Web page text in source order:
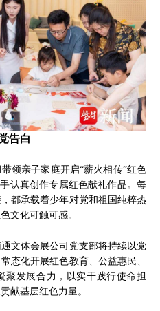
告白
领亲子家庭开启“薪火相传”红色
认真创作专属红色献礼作品。每
都承载着少年对党和祖国纯粹热
文化可触可感。
文体会展公司党支部将持续以党
态化开展红色教育、公益惠民、
聚发展合力，以实干践行使命担
献基层红色力量。